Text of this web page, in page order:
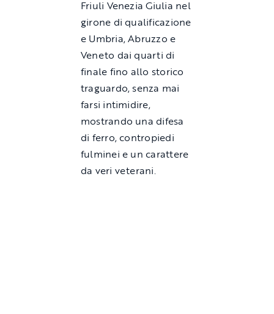
Friuli Venezia Giulia nel
girone di qualificazione
e Umbria, Abruzzo e
Veneto dai quarti di
finale fino allo storico
traguardo, senza mai
farsi intimidire,
mostrando una difesa
di ferro, contropiedi
fulminei e un carattere
da veri veterani.